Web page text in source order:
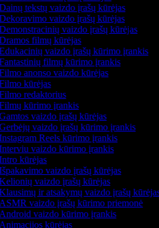
tekstų vaizdo įrašų kūrėjas
vaizdo įrašų kūrėjas
vaizdo įrašų kūrėjas
filmų kūrėjas
vaizdo įrašų kūrimo įrankis
filmų kūrimo įrankis
anonso vaizdo kūrėjas
kūrėjas
redaktorius
kūrimo įrankis
vaizdo įrašų kūrėjas
vaizdo įrašų kūrimo įrankis
Reels kūrimo įrankis
vaizdo kūrimo įrankis
kūrėjas
vaizdo įrašų kūrėjas
vaizdo įrašų kūrėjas
ir atsakymų vaizdo įrašų kūrėjas
vaizdo įrašų kūrimo priemonė
vaizdo kūrimo įrankis
kūrėjas